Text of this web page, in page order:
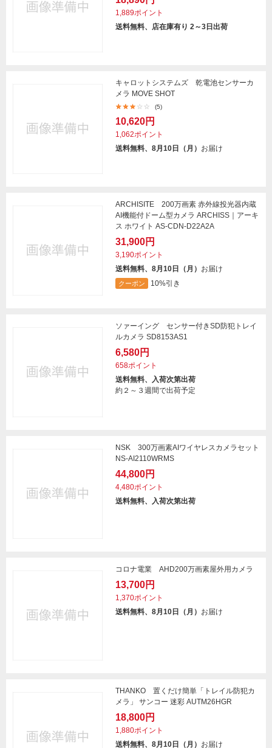
1,889ポイント
送料無料、店在庫有り 2～3日出荷
キャロットシステムズ 乾電池センサーカ
メラ MOVE SHOT
(5)
10,620円
1,062ポイント
送料無料、8月10日（月） お届け
ARCHISITE 200万画素 赤外線投光器内蔵
AI機能付ドーム型カメラ ARCHISS｜アーキ
ス ホワイト AS-CDN-D22A2A
31,900円
3,190ポイント
送料無料、8月10日（月） お届け
クーポン 10%引き
ソァーイング センサー付きSD防犯トレイ
ルカメラ SD8153AS1
6,580円
658ポイント
送料無料、入荷次第出荷
約２～３週間で出荷予定
NSK 300万画素AIワイヤレスカメラセット
NS-AI2110WRMS
44,800円
4,480ポイント
送料無料、入荷次第出荷
コロナ電業 AHD200万画素屋外用カメラ
13,700円
1,370ポイント
送料無料、8月10日（月） お届け
THANKO 置くだけ簡単「トレイル防犯カ
メラ」 サンコー 迷彩 AUTM26HGR
18,800円
1,880ポイント
送料無料、8月10日（月） お届け